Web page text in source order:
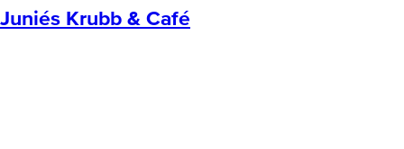
Juniés Krubb & Café